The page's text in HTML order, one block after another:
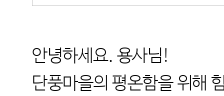
안녕하세요. 용사님!
단풍마을의 평온함을 위해